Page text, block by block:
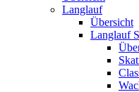
Langlauf
Übersicht
Langlauf